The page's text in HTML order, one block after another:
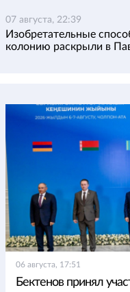
07 августа, 22:39
Изобретательные
колонию раскрыли в
06 августа, 17:51
Бектенов принял